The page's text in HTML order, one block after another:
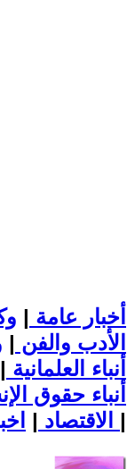
أخبار عامة |
الأدب والفن |
أنباء العلمانية |
أنباء حقوق
الاقتصاد | |